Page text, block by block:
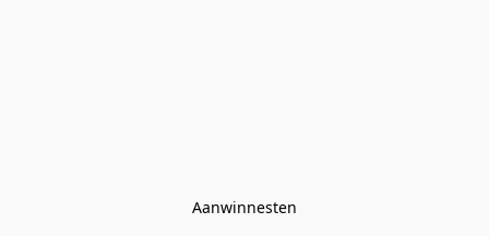
Aanwinnesten